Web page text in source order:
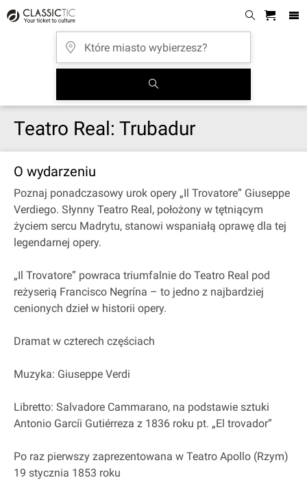
Teatro Real: Trubadur
O wydarzeniu
Poznaj ponadczasowy urok opery „Il Trovatore” Giuseppe
Verdiego. Słynny Teatro Real, położony w tętniącym
życiem sercu Madrytu, stanowi wspaniałą oprawę dla tej
legendarnej opery.
„Il Trovatore” powraca triumfalnie do Teatro Real pod
reżyserią Francisco Negrína – to jedno z najbardziej
cenionych dzieł w historii opery.
Dramat w czterech częściach
Muzyka: Giuseppe Verdi
Libretto: Salvadore Cammarano, na podstawie sztuki
Antonio Garcíi Gutiérreza z 1836 roku pt. „El trovador”
Po raz pierwszy zaprezentowana w Teatro Apollo (Rzym)
19 stycznia 1853 roku